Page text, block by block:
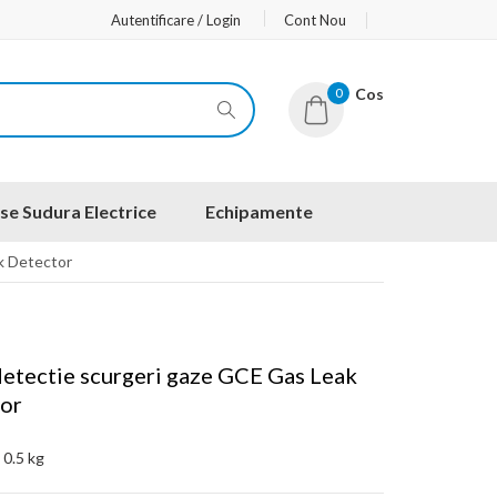
Autentificare / Login Cont Nou
0 Cos
Sudura Electrice Echipamente
Detector
scurgeri gaze GCE Gas Leak
0.5 kg